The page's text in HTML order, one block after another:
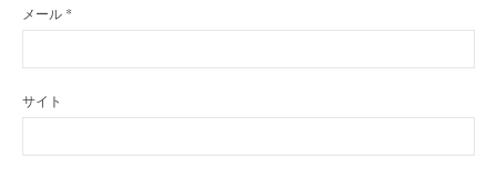
メール *
サイト